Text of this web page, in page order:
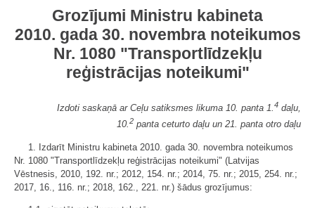
Grozījumi Ministru kabineta
2010. gada 30. novembra noteikumos
Nr. 1080 "Transportlīdzekļu
reģistrācijas noteikumi"
Izdoti saskaņā ar Ceļu satiksmes likuma 10. panta 1.4 daļu,
10.2 panta ceturto daļu un 21. panta otro daļu
1. Izdarīt Ministru kabineta 2010. gada 30. novembra noteikumos
Nr. 1080 "Transportlīdzekļu reģistrācijas noteikumi" (Latvijas
Vēstnesis, 2010, 192. nr.; 2012, 154. nr.; 2014, 75. nr.; 2015, 254. nr.;
2017, 16., 116. nr.; 2018, 162., 221. nr.) šādus grozījumus: